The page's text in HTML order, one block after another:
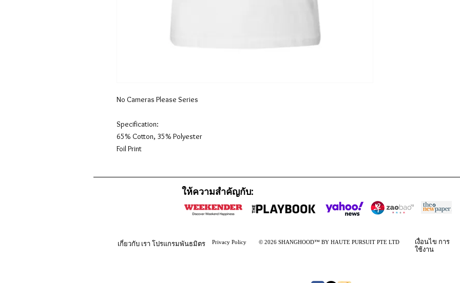
No Cameras Please Series
Specification:
65% Cotton, 35% Polyester
Foil Print
ให้ความสำคัญกับ:
โปรแกรมพันธมิตร
เกี่ยวกับ เรา Privacy Policy © 2026 SHANGHOOD™ BY HAUTE PURSUIT PTE LTD เงื่อนไข การ
ใช้งาน